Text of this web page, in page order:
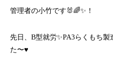
管理者の小竹です🐰🌈✨！
先日、B型就労✨PA3らくもち
た〜♥️